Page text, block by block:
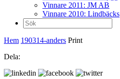
Vinnare 2011: JM AB
Vinnare 2010: Lindbäcks
Sök
efter:
Hem 190314-anders Print
Dela: